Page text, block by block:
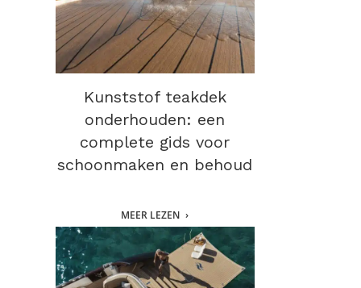
Kunststof teakdek
onderhouden: een
complete gids voor
schoonmaken en behoud
MEER LEZEN